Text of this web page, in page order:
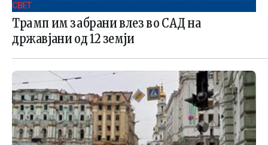
СВЕТ .
Трамп им забрани влез во САД на
државјани од 12 земји